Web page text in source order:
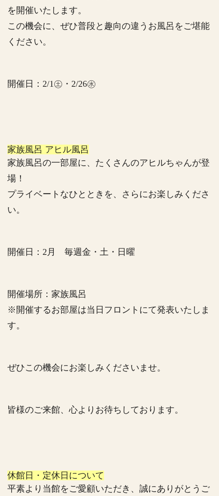
を開催いたします。
この機会に、ぜひ普段と趣向の違うお風呂をご堪能
ください。
開催日：2/1㊏・2/26㊌
家族風呂 アヒル風呂
家族風呂の一部屋に、たくさんのアヒルちゃんが登
場！
プライベートなひとときを、さらにお楽しみくださ
い。
開催日：2月 毎週金・土・日曜
開催場所：家族風呂
※開催するお部屋は当日フロントにて発表いたしま
す。
ぜひこの機会にお楽しみくださいませ。
皆様のご来館、心よりお待ちしております。
休館日・定休日について
平素より当館をご愛顧いただき、誠にありがとうご